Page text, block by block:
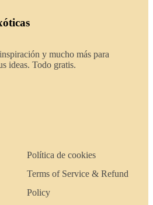
y mucho más para
ideas. Todo gratis.
Política de cookies
Terms of Service & Refund
Policy